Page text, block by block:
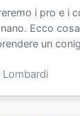
i pro e i
Ecco
un